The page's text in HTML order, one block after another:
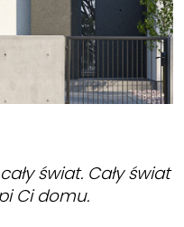
świat. Cały świat
Ci domu.